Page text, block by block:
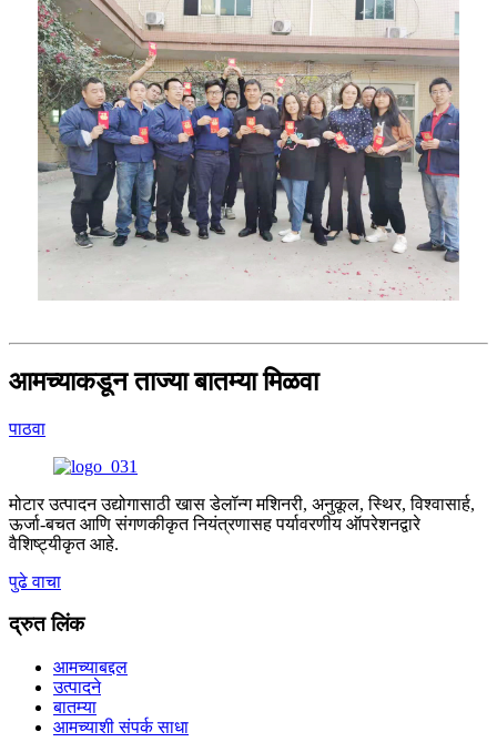
आमच्याकडून ताज्या बातम्या मिळवा
पाठवा
मोटार उत्पादन उद्योगासाठी खास डेलॉन्ग मशिनरी, अनुकूल, स्थिर, विश्वासार्ह,
ऊर्जा-बचत आणि संगणकीकृत नियंत्रणासह पर्यावरणीय ऑपरेशनद्वारे
वैशिष्ट्यीकृत आहे.
पुढे वाचा
द्रुत लिंक
आमच्याबद्दल
उत्पादने
बातम्या
आमच्याशी संपर्क साधा